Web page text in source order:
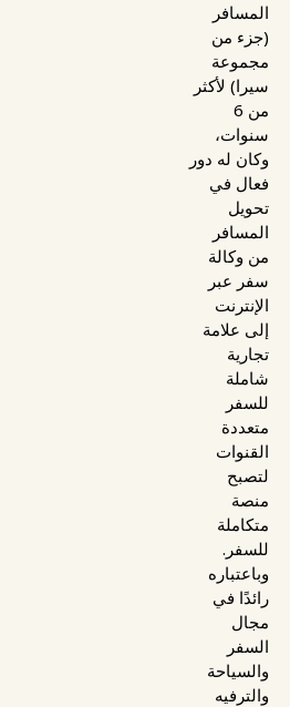
المسافر
(جزء من
مجموعة
سيرا) لأكثر
من 6
سنوات،
وكان له دور
فعال في
تحويل
المسافر
من وكالة
سفر عبر
الإنترنت
إلى علامة
تجارية
شاملة
للسفر
متعددة
القنوات
لتصبح
منصة
متكاملة
للسفر.
وباعتباره
رائدًا في
مجال
السفر
والسياحة
والترفيه